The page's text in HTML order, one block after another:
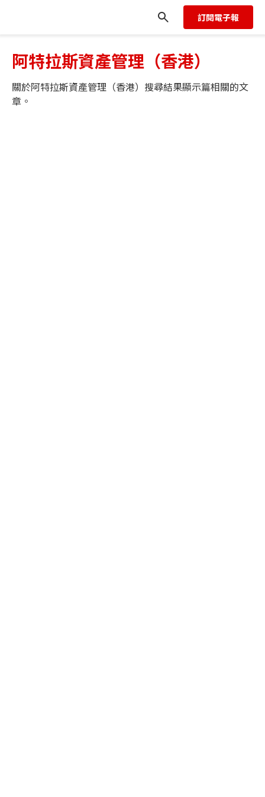
訂閱電子報
阿特拉斯資產管理（香港）
關於阿特拉斯資產管理（香港） 搜尋結果顯示篇相關的文
章。